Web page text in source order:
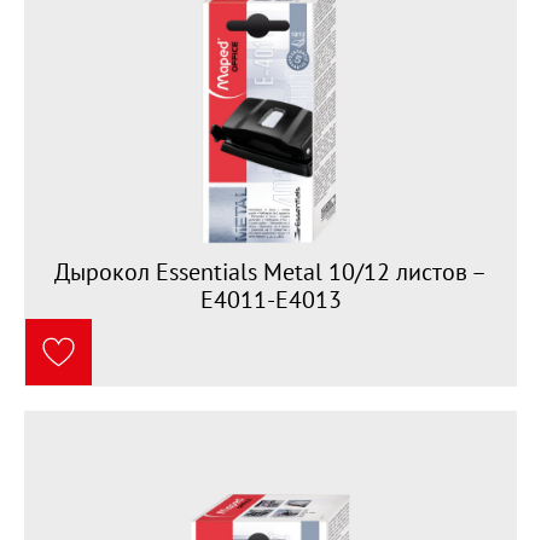
Дырокол Essentials Metal 10/12 листов –
E4011-E4013